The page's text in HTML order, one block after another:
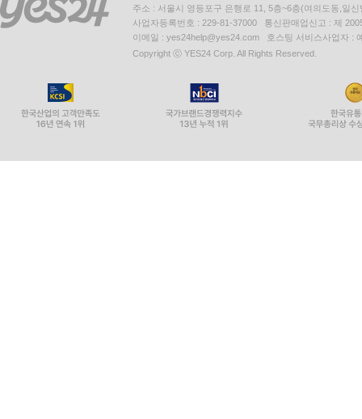
주소 : 서울시 영등포구 은행로 11, 5층~6층(여의도동,일신
사업자등록번호 : 229-81-37000 통신판매업신고 : 제
이메일 : yes24help@yes24.com 호스팅 서비스사업자 :
Copyright ⓒ YES24 Corp. All Rights Reserved.